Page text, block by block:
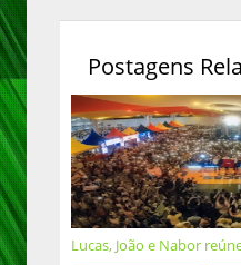
Postagens
Lucas, João e Nabor